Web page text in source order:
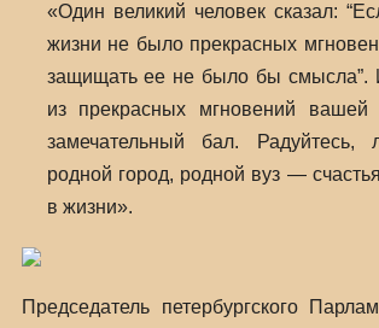
«Один великий человек сказал:
жизни не было прекрасных
защищать ее не было бы смысла”.
из прекрасных мгновений
замечательный бал. Радуйтесь,
родной город, родной вуз —
в жизни».
Председатель петербургского